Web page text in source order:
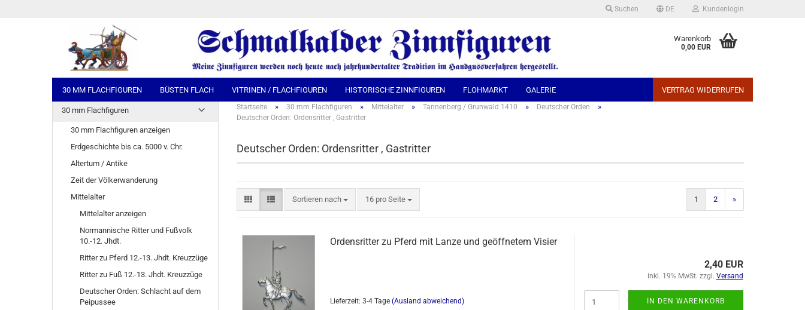
Suchen DE
Sprache auswählen
Kundenlogin
Warenkorb
0,00 EUR
30 MM FLACHFIGUREN BÜSTEN FLACH VITRINEN / FLACHFIGUREN HISTORISCHE ZINNFIGUREN FLOHMARKT GALERIE VERTRAG WIDERRUFEN
Startseite » 30 mm Flachfiguren » Mittelalter » Tannenberg / Grunwald 1410 » Deutscher Orden »
Deutscher Orden: Ordensritter , Gastritter
Deutscher Orden: Ordensritter , Gastritter
Sortieren nach 16 pro Seite 1 2 »
Ordensritter zu Pferd mit Lanze und geöffnetem Visier
Lieferzeit: 3-4 Tage (Ausland abweichend)
2,40 EUR
inkl. 19% MwSt. zzgl. Versand
IN DEN WARENKORB
30 mm Flachfiguren
30 mm Flachfiguren anzeigen
Erdgeschichte bis ca. 5000 v. Chr.
Altertum / Antike
Zeit der Völkerwanderung
Mittelalter
Mittelalter anzeigen
Normannische Ritter und Fußvolk
10.-12. Jhdt.
Ritter zu Pferd 12.-13. Jhdt. Kreuzzüge
Ritter zu Fuß 12.-13. Jhdt. Kreuzzüge
Deutscher Orden: Schlacht auf dem
Peipussee